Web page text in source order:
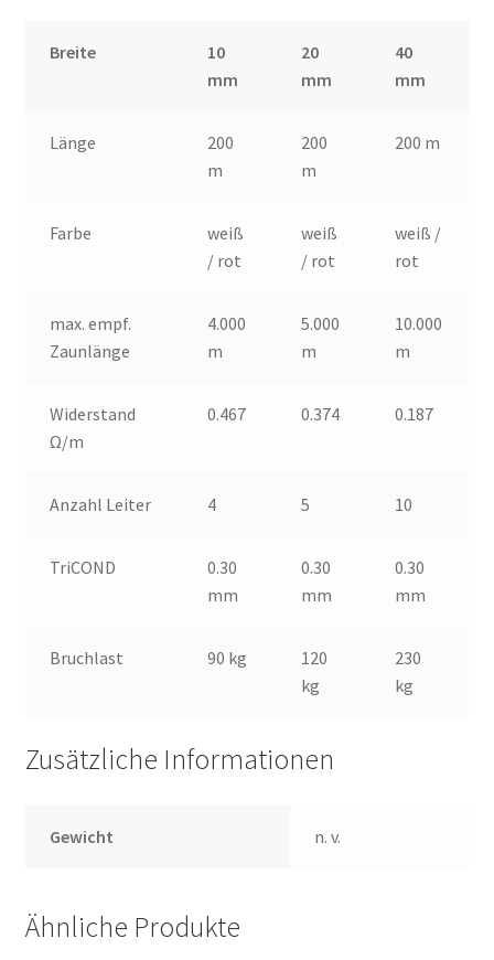
Breite
10
mm
20
mm
40
mm
Länge
200
m
200
m
200 m
Farbe
weiß
/ rot
weiß
/ rot
weiß /
rot
max. empf.
Zaunlänge
4.000
m
5.000
m
10.000
m
Widerstand
Ω/m
0.467 0.374 0.187
Anzahl Leiter 4 5 10
TriCOND
0.30
mm
0.30
mm
0.30
mm
Bruchlast 90 kg
120
kg
230
kg
Zusätzliche Informationen
Gewicht n. v.
Ähnliche Produkte